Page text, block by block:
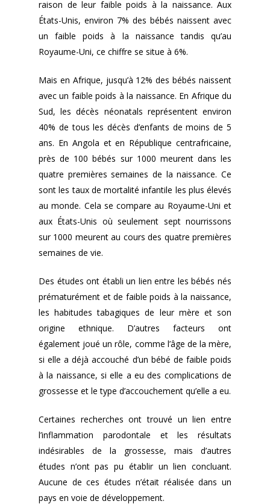
raison de leur faible poids à la naissance. Aux
États-Unis, environ 7% des bébés naissent avec
un faible poids à la naissance tandis qu’au
Royaume-Uni, ce chiffre se situe à 6%.
Mais en Afrique, jusqu’à 12% des bébés naissent
avec un faible poids à la naissance. En Afrique du
Sud, les décès néonatals représentent environ
40% de tous les décès d’enfants de moins de 5
ans. En Angola et en République centrafricaine,
près de 100 bébés sur 1000 meurent dans les
quatre premières semaines de la naissance. Ce
sont les taux de mortalité infantile les plus élevés
au monde. Cela se compare au Royaume-Uni et
aux États-Unis où seulement sept nourrissons
sur 1000 meurent au cours des quatre premières
semaines de vie.
Des études ont établi un lien entre les bébés nés
prématurément et de faible poids à la naissance,
les habitudes tabagiques de leur mère et son
origine ethnique. D’autres facteurs ont
également joué un rôle, comme l’âge de la mère,
si elle a déjà accouché d’un bébé de faible poids
à la naissance, si elle a eu des complications de
grossesse et le type d’accouchement qu’elle a eu.
Certaines recherches ont trouvé un lien entre
l’inflammation parodontale et les résultats
indésirables de la grossesse, mais d’autres
études n’ont pas pu établir un lien concluant.
Aucune de ces études n’était réalisée dans un
pays en voie de développement.